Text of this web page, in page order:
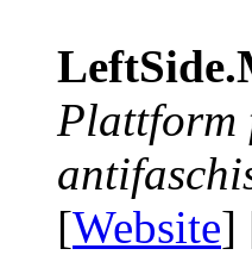
Plattform
[Website]